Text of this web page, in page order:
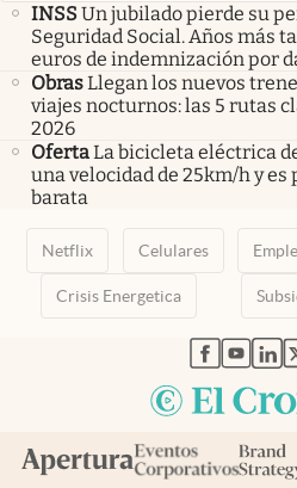
INSSUn jubilado pierde su
Seguridad Social. Años más
euros de indemnización por
ObrasLlegan los nuevos
viajes nocturnos: las 5 rutas
2026
OfertaLa bicicleta eléctrica
una velocidad de 25km/h y es
barata
Netflix Celulares
Crisis Energetica
abre en
abre